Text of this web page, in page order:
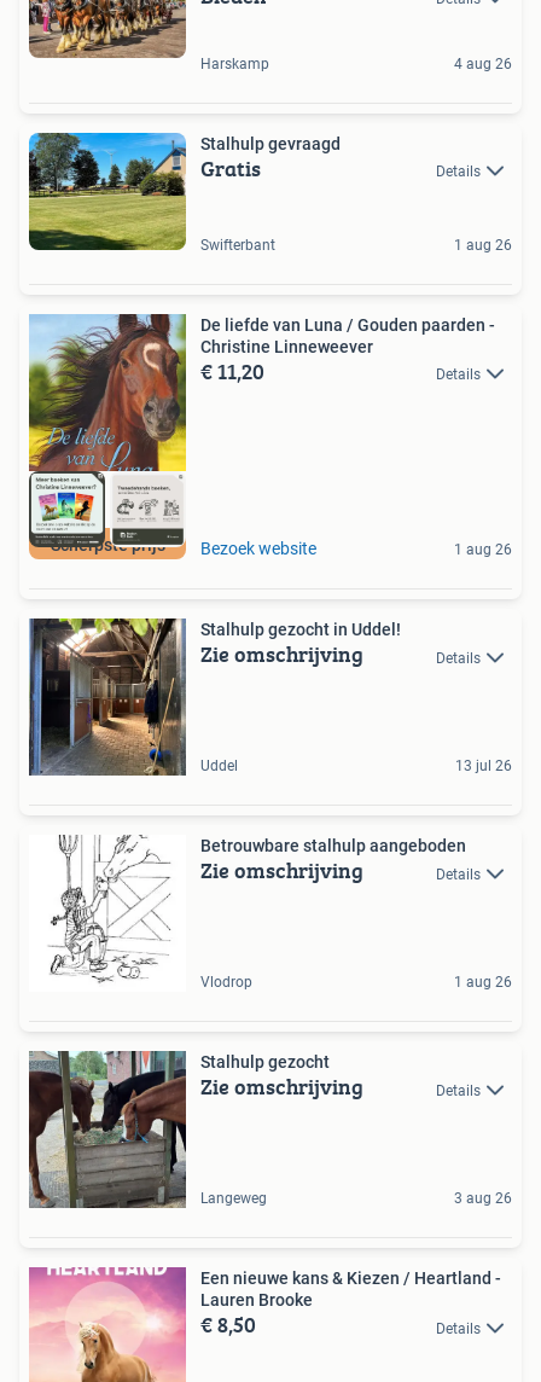
Harskamp 4 aug 26
Stalhulp gevraagd
Gratis Details
Swifterbant 1 aug 26
Scherpste prijs
De liefde van Luna / Gouden paarden -
Christine Linneweever
€ 11,20 Details
Bezoek website 1 aug 26
Stalhulp gezocht in Uddel!
Zie omschrijving Details
Uddel 13 jul 26
Betrouwbare stalhulp aangeboden
Zie omschrijving Details
Vlodrop 1 aug 26
Stalhulp gezocht
Zie omschrijving Details
Langeweg 3 aug 26
Een nieuwe kans & Kiezen / Heartland -
Lauren Brooke
€ 8,50 Details